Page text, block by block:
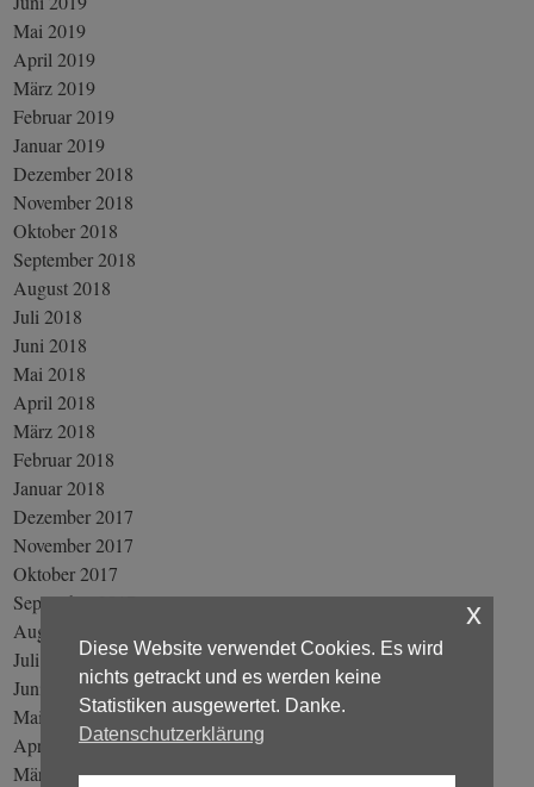
Mai 2019
April 2019
März 2019
Februar 2019
Januar 2019
Dezember 2018
November 2018
Oktober 2018
September 2018
August 2018
Juli 2018
Juni 2018
Mai 2018
April 2018
März 2018
Februar 2018
Januar 2018
Dezember 2017
November 2017
Oktober 2017
September 2017
August 2017
Juli 2017
Juni 2017
Mai 2017
April 2017
März 2017
Diese Website verwendet Cookies. Es wird
nichts getrackt und es werden keine
Statistiken ausgewertet. Danke.
Datenschutzerklärung
x